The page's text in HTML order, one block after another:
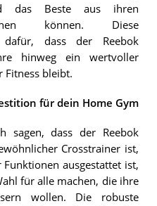
das Beste aus ihren
können. Diese
dafür, dass der Reebok
hinweg ein wertvoller
Fitness bleibt.
für dein Home Gym
sagen, dass der Reebok
Crosstrainer ist,
ausgestattet ist,
für alle machen, die ihre
wollen. Die robuste